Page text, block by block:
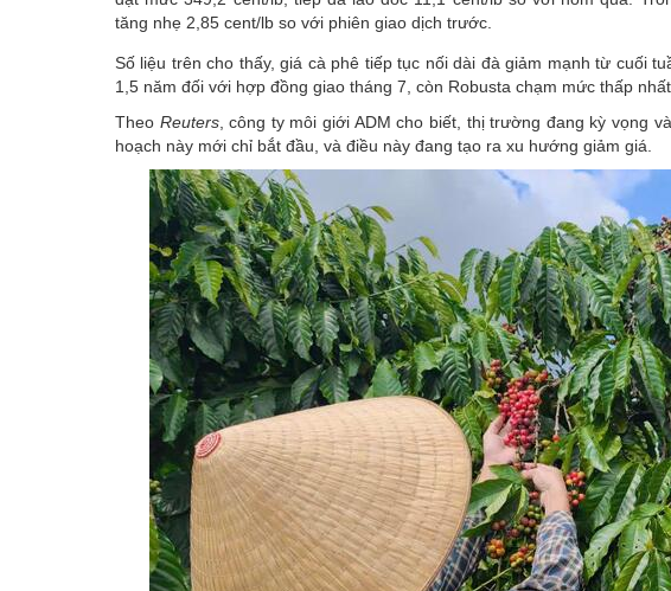
tăng nhẹ 2,85 cent/lb so với phiên giao dịch trước.
Số liệu trên cho thấy, giá cà phê tiếp tục nối dài đà giảm mạnh từ cuối
1,5 năm đối với hợp đồng giao tháng 7, còn Robusta chạm mức thấp
Theo Reuters, công ty môi giới ADM cho biết, thị trường đang kỳ vọng
hoạch này mới chỉ bắt đầu, và điều này đang tạo ra xu hướng giảm giá.